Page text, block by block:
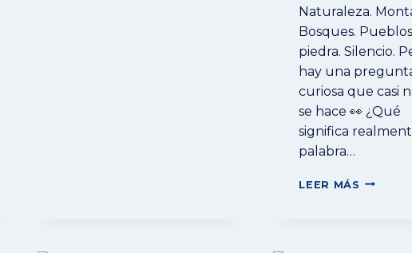
Naturaleza.
Bosques.
piedra. Silencio.
hay una
curiosa que casi
se hace 👀 ¿Qué
significa
palabra…
LEER MÁS 📜